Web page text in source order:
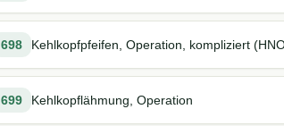
698 Kehlkopfpfeifen, Operation, kompliziert
699 Kehlkopflähmung, Operation